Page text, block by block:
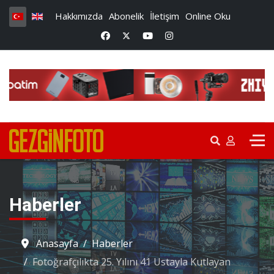
Hakkımızda Abonelik İletişim Online Oku
Haberler
Anasayfa
Haberler
Fotoğrafçılıkta 25. Yılını 41 Ustayla Kutlayan